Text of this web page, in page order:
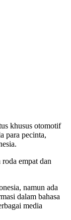
khusus otomotif
para pecinta,
empat dan
namun ada
dalam bahasa
media